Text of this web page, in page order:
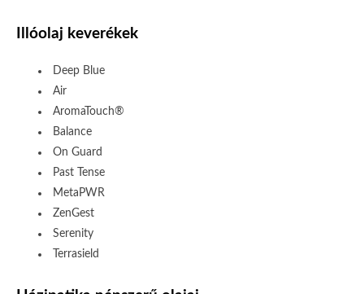
Illóolaj keverékek
Deep Blue
Air
AromaTouch®
Balance
On Guard
Past Tense
MetaPWR
ZenGest
Serenity
Terrasield